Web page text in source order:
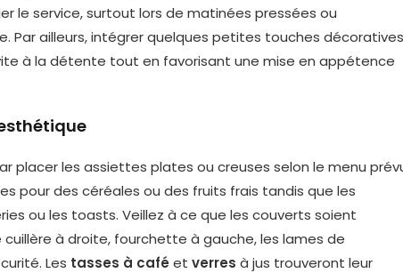
le service, surtout lors de matinées pressées ou
Par ailleurs, intégrer quelques petites touches
à la détente tout en favorisant une mise en appétence
placer les assiettes plates ou creuses selon le menu
pour des céréales ou des fruits frais tandis que les
ou les toasts. Veillez à ce que les couverts soient
à droite, fourchette à gauche, les lames de
Les tasses à café et verres à jus trouveront leur